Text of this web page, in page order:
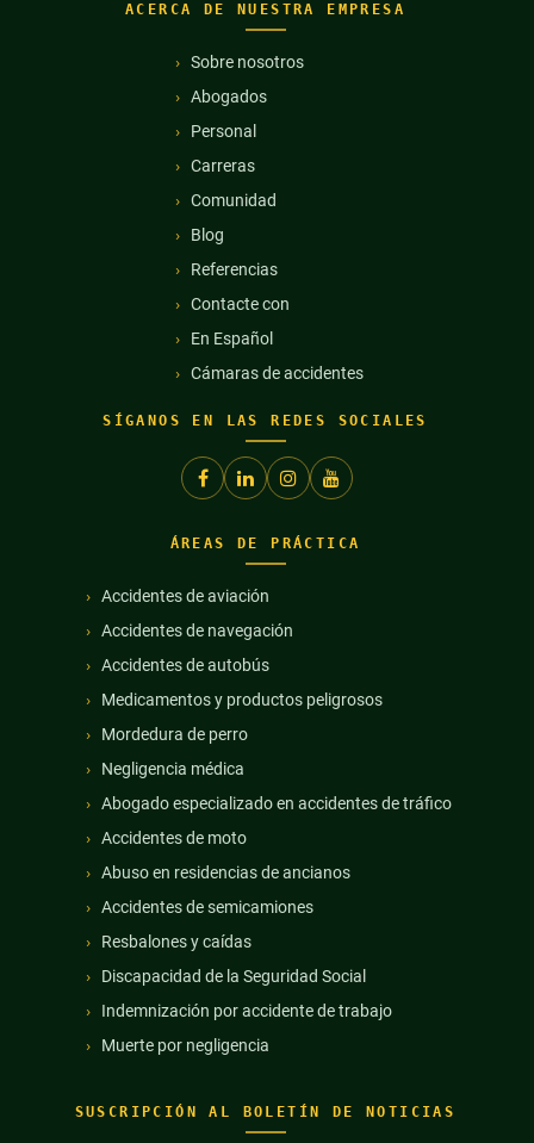
ACERCA DE NUESTRA EMPRESA
Sobre nosotros
Abogados
Personal
Carreras
Comunidad
Blog
Referencias
Contacte con
En Español
Cámaras de accidentes
SÍGANOS EN LAS REDES SOCIALES
SUSCRIPCIÓN AL BOLETÍN DE NOTICIAS
ÁREAS DE PRÁCTICA
Accidentes de aviación
Accidentes de navegación
Accidentes de autobús
Medicamentos y productos peligrosos
Mordedura de perro
Negligencia médica
Abogado especializado en accidentes de tráfico
Accidentes de moto
Abuso en residencias de ancianos
Accidentes de semicamiones
Resbalones y caídas
Discapacidad de la Seguridad Social
Indemnización por accidente de trabajo
Muerte por negligencia